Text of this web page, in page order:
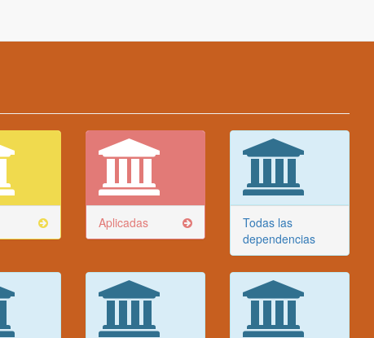
Aplicadas
Todas las
dependencias